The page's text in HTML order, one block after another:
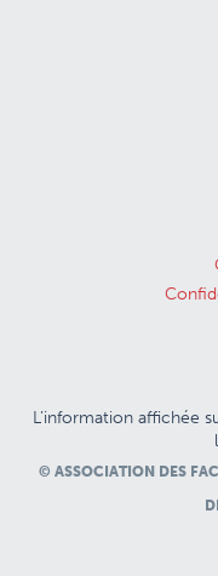
L’information affichée
© ASSOCIATION DES